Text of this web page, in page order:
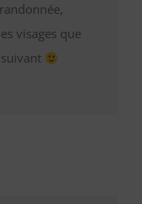
visages que